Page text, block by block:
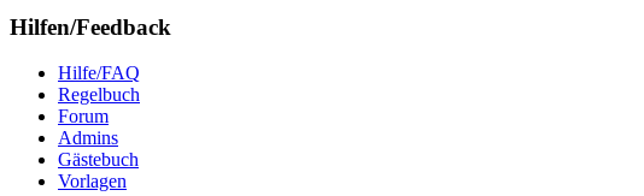
Hilfen/Feedback
Hilfe/FAQ
Regelbuch
Forum
Admins
Gästebuch
Vorlagen